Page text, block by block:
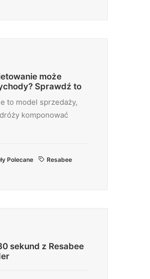
może
Sprawdź to
to model sprzedaży,
komponować
Polecane Resabee
sekund z Resabee